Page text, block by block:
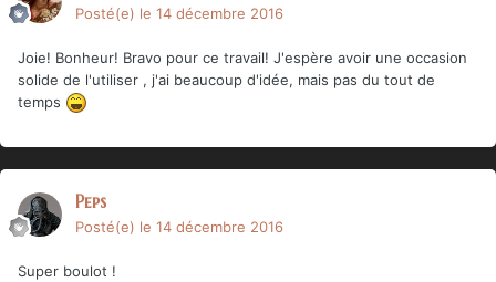
Posté(e) le 14 décembre 2016
Joie! Bonheur! Bravo pour ce travail! J'espère avoir une occasion
solide de l'utiliser , j'ai beaucoup d'idée, mais pas du tout de
temps
Peps
Posté(e) le 14 décembre 2016
Super boulot !